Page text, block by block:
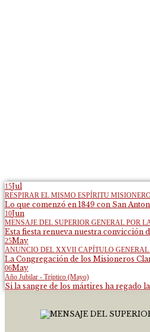
15Jul
RESPIRAR EL MISMO ESPÍRITU
Lo que comenzó en 1849 con San
10Jun
MENSAJE DEL SUPERIOR GENERAL POR
Esta fiesta renueva nuestra convicción
25May
ANUNCIO DEL XXVII CAPÍTULO GENERAL
La Congregación de los Misioneros
06May
Año Jubilar - Tríptico (Mayo)
Si la sangre de los mártires ha regado